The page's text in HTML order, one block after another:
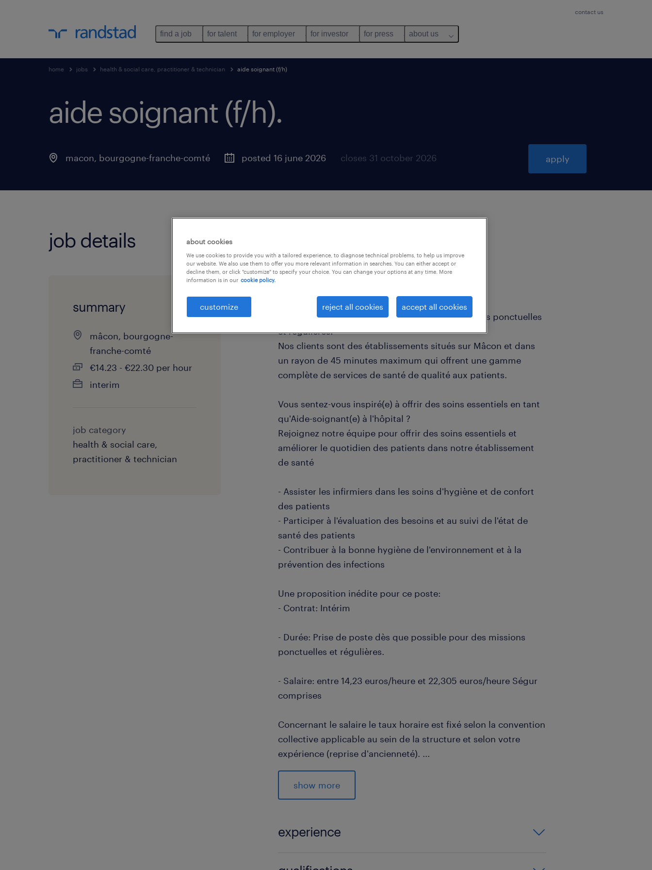
contact us
find a job for talent for employer for investor for press about us
home jobs health & social care, practitioner & technician aide soignant (f/h)
aide soignant (f/h).
macon, bourgogne-franche-comté posted 16 june 2026 closes 31 october 2026 apply
job details
summary
mâcon, bourgogne-
franche-comté
€14.23 - €22.30 per hour
interim
job category
health & social care,
practitioner & technician
Prise de poste dès que possible pour des missions ponctuelles
et régulières.
Nos clients sont des établissements situés sur Mâcon et dans
un rayon de 45 minutes maximum qui offrent une gamme
complète de services de santé de qualité aux patients.
Vous sentez-vous inspiré(e) à offrir des soins essentiels en tant
qu'Aide-soignant(e) à l'hôpital ?
Rejoignez notre équipe pour offrir des soins essentiels et
améliorer le quotidien des patients dans notre établissement
de santé
- Assister les infirmiers dans les soins d'hygiène et de confort
des patients
- Participer à l'évaluation des besoins et au suivi de l'état de
santé des patients
- Contribuer à la bonne hygiène de l'environnement et à la
prévention des infections
Une proposition inédite pour ce poste:
- Contrat: Intérim
- Durée: Prise de poste dès que possible pour des missions
ponctuelles et régulières.
- Salaire: entre 14,23 euros/heure et 22,305 euros/heure Ségur
comprises
Concernant le salaire le taux horaire est fixé selon la convention
collective applicable au sein de la structure et selon votre
expérience (reprise d'ancienneté). ...
Avantages inégalés pour cette opportunité professionnelle :
- Avantages CSE
- Prévoyance santé
show more
experience
about cookies
We use cookies to provide you with a tailored experience, to diagnose technical problems, to help us improve
our website. We also use them to offer you more relevant information in searches. You can either accept or
decline them, or click "customize" to specify your choice. You can change your options at any time. More
information is in our cookie policy.
customize reject all cookies accept all cookies